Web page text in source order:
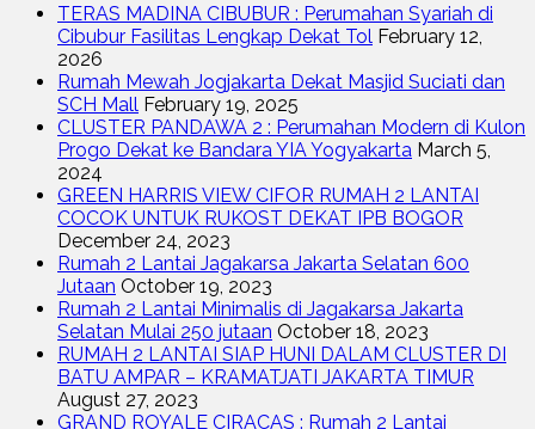
TERAS MADINA CIBUBUR : Perumahan Syariah di
Cibubur Fasilitas Lengkap Dekat Tol February 12,
2026
Rumah Mewah Jogjakarta Dekat Masjid Suciati dan
SCH Mall February 19, 2025
CLUSTER PANDAWA 2 : Perumahan Modern di Kulon
Progo Dekat ke Bandara YIA Yogyakarta March 5,
2024
GREEN HARRIS VIEW CIFOR RUMAH 2 LANTAI
COCOK UNTUK RUKOST DEKAT IPB BOGOR
December 24, 2023
Rumah 2 Lantai Jagakarsa Jakarta Selatan 600
Jutaan October 19, 2023
Rumah 2 Lantai Minimalis di Jagakarsa Jakarta
Selatan Mulai 250 jutaan October 18, 2023
RUMAH 2 LANTAI SIAP HUNI DALAM CLUSTER DI
BATU AMPAR – KRAMATJATI JAKARTA TIMUR
August 27, 2023
GRAND ROYALE CIRACAS : Rumah 2 Lantai